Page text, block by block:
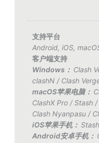
支持平台
Android,iOS,
客户端支持
Windows： Clash
clashN / Clash
macOS苹果电脑：
ClashX Pro /Stash /
Clash Nyanpasu /
iOS苹果手机：Stash
Android安卓手机：